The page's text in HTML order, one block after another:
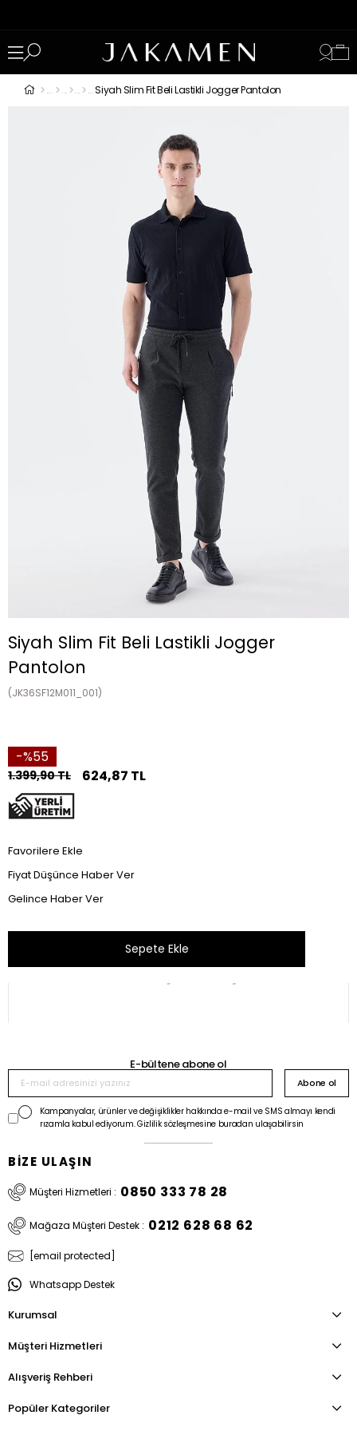
Siyah Slim Fit Beli Lastikli Jogger Pantolon
Siyah Slim Fit Beli Lastikli Jogger
Pantolon
(JK36SF12M011_001)
55
1.399,90 TL 624,87 TL
Favorilere Ekle
Fiyat Düşünce Haber Ver
Gelince Haber Ver
Bu ürünü son 24 saat içinde 53 kişi inceledi.
E-bültene abone ol
Abone ol
Kampanyalar, ürünler ve değişiklikler hakkında e-mail ve SMS almayı kendi
rızamla kabul ediyorum. Gizlilik sözleşmesine buradan ulaşabilirsin
BİZE ULAŞIN
Müşteri Hizmetleri : 0850 333 78 28
Mağaza Müşteri Destek : 0212 628 68 62
[email protected]
Whatsapp Destek
Kurumsal
Müşteri Hizmetleri
Alışveriş Rehberi
Popüler Kategoriler